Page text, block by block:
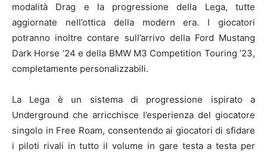
modalità Drag e la progressione della Lega, tutte
aggiornate nell’ottica della modern era. I giocatori
potranno inoltre contare sull’arrivo della Ford Mustang
Dark Horse ’24 e della BMW M3 Competition Touring ’23,
completamente personalizzabili.
La Lega è un sistema di progressione ispirato a
Underground che arricchisce l’esperienza del giocatore
singolo in Free Roam, consentendo ai giocatori di sfidare
i piloti rivali in tutto il volume in gare testa a testa per